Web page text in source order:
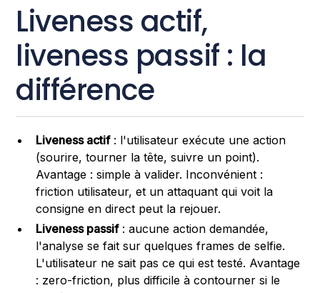
Liveness actif,
liveness passif : la
différence
Liveness actif: l'utilisateur exécute une action
(sourire, tourner la tête, suivre un point).
Avantage : simple à valider. Inconvénient :
friction utilisateur, et un attaquant qui voit la
consigne en direct peut la rejouer.
Liveness passif: aucune action demandée,
l'analyse se fait sur quelques frames de selfie.
L'utilisateur ne sait pas ce qui est testé. Avantage
: zero-friction, plus difficile à contourner si le